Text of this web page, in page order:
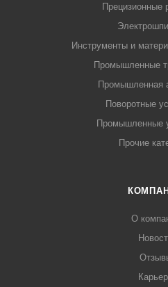
Прецизионные
Инструменты и
Промышленные
Промышленная
Поворотные
Промышленные
Прочие
О